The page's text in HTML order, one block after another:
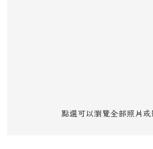
點選可以瀏覽全部照片或